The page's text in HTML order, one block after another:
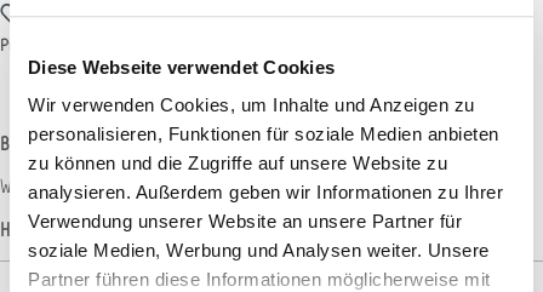
Diese Webseite verwendet Cookies
Wir verwenden Cookies, um Inhalte und Anzeigen zu
personalisieren, Funktionen für soziale Medien anbieten
zu können und die Zugriffe auf unsere Website zu
analysieren. Außerdem geben wir Informationen zu Ihrer
Verwendung unserer Website an unsere Partner für
soziale Medien, Werbung und Analysen weiter. Unsere
Partner führen diese Informationen möglicherweise mit
Zum Merkzettel hinzufügen
Produktnummer:
Beschreibung
Wasserbasis Mischlack für AllorA Spot-Repair-System Silber Super fein
Hersteller-Informationen